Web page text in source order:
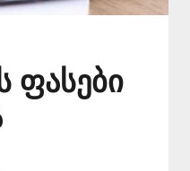
ფასები